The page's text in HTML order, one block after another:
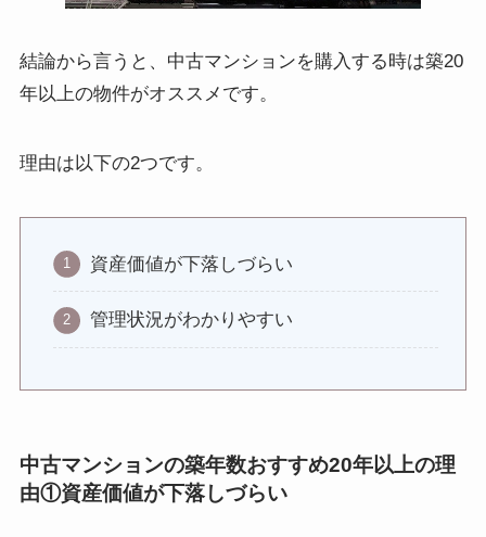
結論から言うと、 中古マンションを購入する時は築20
年以上の物件がオススメ です。
理由は以下の2つです。
資産価値が下落しづらい
管理状況がわかりやすい
中古マンションの築年数おすすめ20年以上の理
由①資産価値が下落しづらい